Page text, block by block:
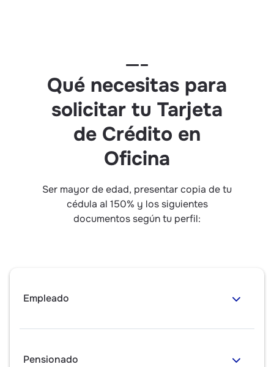
Qué necesitas para
solicitar tu Tarjeta
de Crédito en
Oficina
Ser mayor de edad, presentar copia de tu
cédula al 150% y los siguientes
documentos según tu perfil:
Empleado
Pensionado